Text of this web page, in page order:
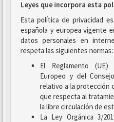
Leyes que incorpora esta
Esta política de privacidad
española y europea vigente
datos personales en
respeta las siguientes normas:
El Reglamento (UE)
Europeo y del
relativo a la protección
que respecta al
la libre circulación de
La Ley Orgánica 3/